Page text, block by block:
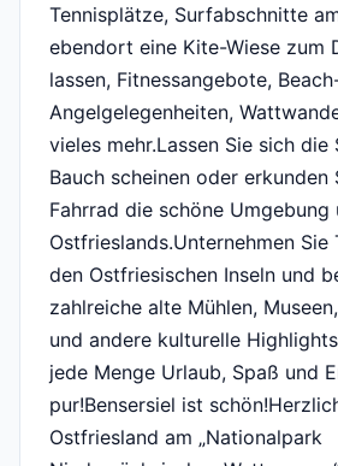
Tennisplätze, Surfabschnitte
ebendort eine Kite-Wiese zum
lassen, Fitnessangebote,
Angelgelegenheiten,
vieles mehr.Lassen Sie sich die
Bauch scheinen oder erkunden
Fahrrad die schöne Umgebung
Ostfrieslands.Unternehmen Sie
den Ostfriesischen Inseln und
zahlreiche alte Mühlen,
und andere kulturelle
jede Menge Urlaub, Spaß und
pur!Bensersiel ist
Ostfriesland am „Nationalpark